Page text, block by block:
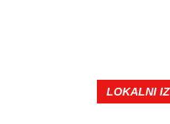
LOKALNI